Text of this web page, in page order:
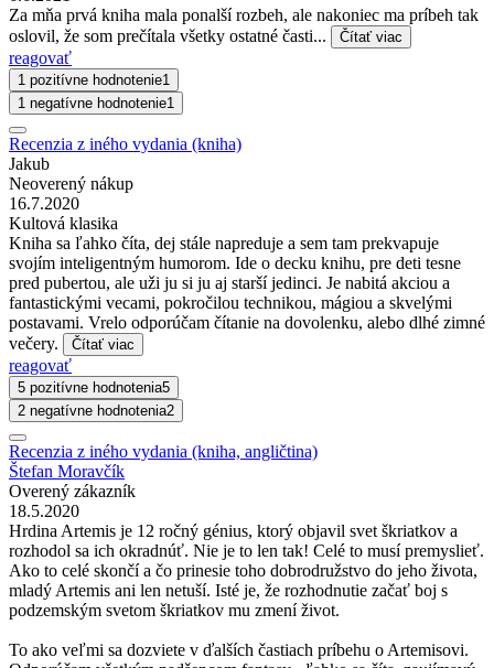
Za mňa prvá kniha mala ponalší rozbeh, ale nakoniec ma príbeh tak
oslovil, že som prečítala všetky ostatné časti...
Čítať viac
reagovať
1 pozitívne hodnotenie1
1 negatívne hodnotenie1
Recenzia z iného vydania (kniha)
Jakub
Neoverený nákup
16.7.2020
Kultová klasika
Kniha sa ľahko číta, dej stále napreduje a sem tam prekvapuje
svojím inteligentným humorom. Ide o decku knihu, pre deti tesne
pred pubertou, ale uži ju si ju aj starší jedinci. Je nabitá akciou a
fantastickými vecami, pokročilou technikou, mágiou a skvelými
postavami. Vrelo odporúčam čítanie na dovolenku, alebo dlhé zimné
večery.
Čítať viac
reagovať
5 pozitívne hodnotenia5
2 negatívne hodnotenia2
Recenzia z iného vydania (kniha, angličtina)
Štefan Moravčík
Overený zákazník
18.5.2020
Hrdina Artemis je 12 ročný génius, ktorý objavil svet škriatkov a
rozhodol sa ich okradnúť. Nie je to len tak! Celé to musí premyslieť.
Ako to celé skončí a čo prinesie toho dobrodružstvo do jeho života,
mladý Artemis ani len netuší. Isté je, že rozhodnutie začať boj s
podzemským svetom škriatkov mu zmení život.
To ako veľmi sa dozviete v ďalších častiach príbehu o Artemisovi.